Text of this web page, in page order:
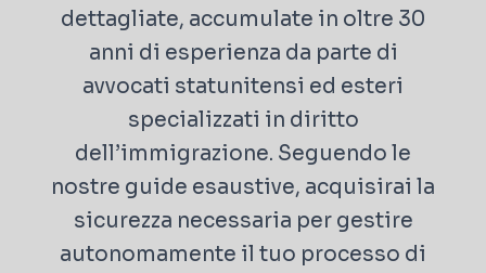
dettagliate, accumulate in oltre 30
anni di esperienza da parte di
avvocati statunitensi ed esteri
specializzati in diritto
dell’immigrazione. Seguendo le
nostre guide esaustive, acquisirai la
sicurezza necessaria per gestire
autonomamente il tuo processo di